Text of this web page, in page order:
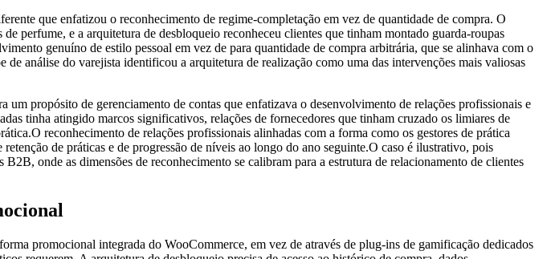
que enfatizou o reconhecimento de regime-completação em vez de quantidade de compra. O
perfume, e a arquitetura de desbloqueio reconheceu clientes que tinham montado guarda-roupas
genuíno de estilo pessoal em vez de para quantidade de compra arbitrária, que se alinhava com o
análise do varejista identificou a arquitetura de realização como uma das intervenções mais valiosas
propósito de gerenciamento de contas que enfatizava o desenvolvimento de relações profissionais e
tinha atingido marcos significativos, relações de fornecedores que tinham cruzado os limiares de
reconhecimento de relações profissionais alinhadas com a forma como os gestores de prática
de práticas e de progressão de níveis ao longo do ano seguinte.O caso é ilustrativo, pois
onde as dimensões de reconhecimento se calibram para a estrutura de relacionamento de clientes
promocional integrada do WooCommerce, em vez de através de plug-ins de gamificação dedicados